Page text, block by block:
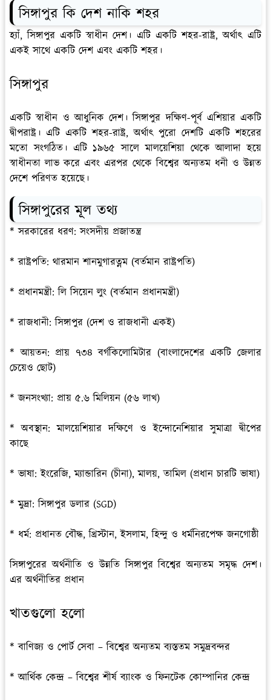
সিঙ্গাপুর কি দেশ নাকি শহর
হ্যাঁ, সিঙ্গাপুর একটি স্বাধীন দেশ। এটি একটি শহর-রাষ্ট্র, অর্থাৎ এটি
একই সাথে একটি দেশ এবং একটি শহর।
সিঙ্গাপুর
একটি স্বাধীন ও আধুনিক দেশ। সিঙ্গাপুর দক্ষিণ-পূর্ব এশিয়ার একটি
দ্বীপরাষ্ট্র। এটি একটি শহর-রাষ্ট্র, অর্থাৎ পুরো দেশটি একটি শহরের
মতো সংগঠিত। এটি ১৯৬৫ সালে মালয়েশিয়া থেকে আলাদা হয়ে
স্বাধীনতা লাভ করে এবং এরপর থেকে বিশ্বের অন্যতম ধনী ও উন্নত
দেশে পরিণত হয়েছে।
সিঙ্গাপুরের মূল তথ্য
* সরকারের ধরণ: সংসদীয় প্রজাতন্ত্র
* রাষ্ট্রপতি: থারমান শানমুগারত্নম (বর্তমান রাষ্ট্রপতি)
* প্রধানমন্ত্রী: লি সিয়েন লুং (বর্তমান প্রধানমন্ত্রী)
* রাজধানী: সিঙ্গাপুর (দেশ ও রাজধানী একই)
* আয়তন: প্রায় ৭৩৪ বর্গকিলোমিটার (বাংলাদেশের একটি জেলার
চেয়েও ছোট)
* জনসংখ্যা: প্রায় ৫.৬ মিলিয়ন (৫৬ লাখ)
* অবস্থান: মালয়েশিয়ার দক্ষিণে ও ইন্দোনেশিয়ার সুমাত্রা দ্বীপের
কাছে
* ভাষা: ইংরেজি, ম্যান্ডারিন (চীনা), মালয়, তামিল (প্রধান চারটি ভাষা)
* মুদ্রা: সিঙ্গাপুর ডলার (SGD)
* ধর্ম: প্রধানত বৌদ্ধ, খ্রিস্টান, ইসলাম, হিন্দু ও ধর্মনিরপেক্ষ জনগোষ্ঠী
সিঙ্গাপুরের অর্থনীতি ও উন্নতি সিঙ্গাপুর বিশ্বের অন্যতম সমৃদ্ধ দেশ।
এর অর্থনীতির প্রধান
খাতগুলো হলো
* বাণিজ্য ও পোর্ট সেবা – বিশ্বের অন্যতম ব্যস্ততম সমুদ্রবন্দর
* আর্থিক কেন্দ্র – বিশ্বের শীর্ষ ব্যাংক ও ফিনটেক কোম্পানির কেন্দ্র